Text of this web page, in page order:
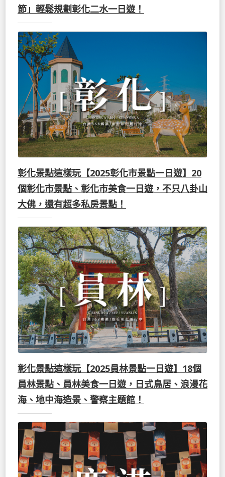
節」輕鬆規劃彰化二水一日遊！
彰化景點這樣玩【2025彰化市景點一日遊】20
個彰化市景點、彰化市美食一日遊，不只八卦山
大佛，還有超多私房景點！
彰化景點這樣玩【2025員林景點一日遊】18個
員林景點、員林美食一日遊，日式鳥居、浪漫花
海、地中海造景、警察主題館！